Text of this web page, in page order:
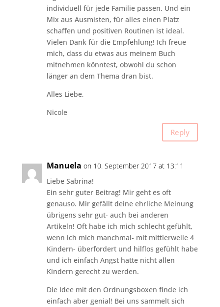
individuell für jede Familie passen. Und ein
Mix aus Ausmisten, für alles einen Platz
schaffen und positiven Routinen ist ideal.
Vielen Dank für die Empfehlung! Ich freue
mich, dass du etwas aus meinem Buch
mitnehmen könntest, obwohl du schon
länger an dem Thema dran bist.
Alles Liebe,
Nicole
Reply
Manuela on 10. September 2017 at 13:11
Liebe Sabrina!
Ein sehr guter Beitrag! Mir geht es oft
genauso. Mir gefällt deine ehrliche Meinung
übrigens sehr gut- auch bei anderen
Artikeln! Oft habe ich mich schlecht gefühlt,
wenn ich mich manchmal- mit mittlerweile 4
Kindern- überfordert und hilflos gefühlt habe
und ich einfach Angst hatte nicht allen
Kindern gerecht zu werden.
Die Idee mit den Ordnungsboxen finde ich
einfach aber genial! Bei uns sammelt sich